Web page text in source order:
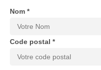
Nom *
Code postal *